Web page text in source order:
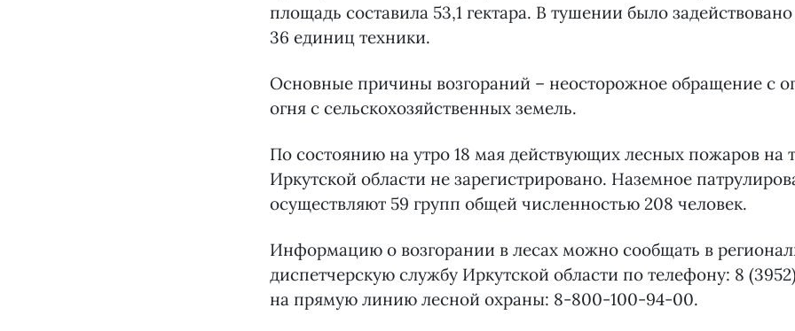
площадь составила 53,1 гектара. В тушении было задействовано
36 единиц техники.
Основные причины возгораний – неосторожное обращение с
огня с сельскохозяйственных земель.
По состоянию на утро 18 мая действующих лесных пожаров на
Иркутской области не зарегистрировано. Наземное
осуществляют 59 групп общей численностью 208 человек.
Информацию о возгорании в лесах можно сообщать в
диспетчерскую службу Иркутской области по телефону: 8
на прямую линию лесной охраны: 8-800-100-94-00.